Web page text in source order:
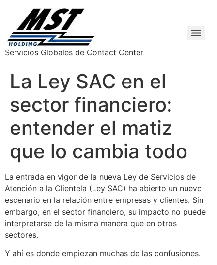
Servicios Globales de Contact Center
La Ley SAC en el
sector financiero:
entender el matiz
que lo cambia todo
La entrada en vigor de la nueva Ley de Servicios de
Atención a la Clientela (Ley SAC) ha abierto un nuevo
escenario en la relación entre empresas y clientes. Sin
embargo, en el sector financiero, su impacto no puede
interpretarse de la misma manera que en otros
sectores.
Y ahí es donde empiezan muchas de las confusiones.